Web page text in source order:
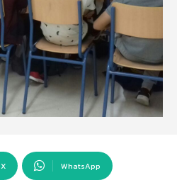
X WhatsApp